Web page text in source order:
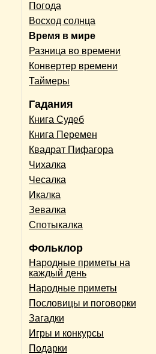
Погода
Восход солнца
Время в мире
Разница во времени
Конвертер времени
Таймеры
Гадания
Книга Судеб
Книга Перемен
Квадрат Пифагора
Чихалка
Чесалка
Икалка
Зевалка
Спотыкалка
Фольклор
Народные приметы на
каждый день
Народные приметы
Пословицы и поговорки
Загадки
Игры и конкурсы
Подарки